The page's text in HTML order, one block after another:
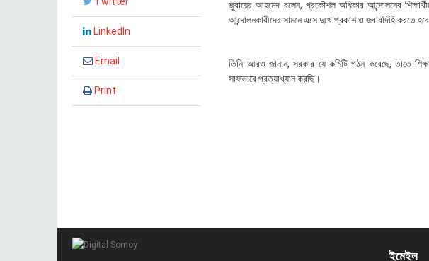
জুবায়ের আহমেদ বলেন, প্রকৌশল অধিকার আন্দোলনের
আন্দোলনকারীদের সামনে এসে দুঃখ প্রকাশ ও জবাবদিহি করতে
তিনি আরও জানান, সরকার যে কমিটি গঠন করেছে, তাতে
সাফভাবে প্রত্যাখ্যান করছি।
LinkedIn
Email
Print
ইমেইল